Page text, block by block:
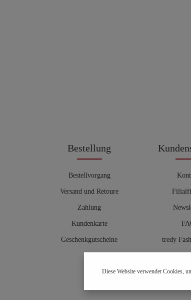
Bestellung
Bestellvorgang
Versand und Retoure
Zahlung
Kundenkarte
Geschenkgutscheine tredy
Diese Website verwendet Cookies,